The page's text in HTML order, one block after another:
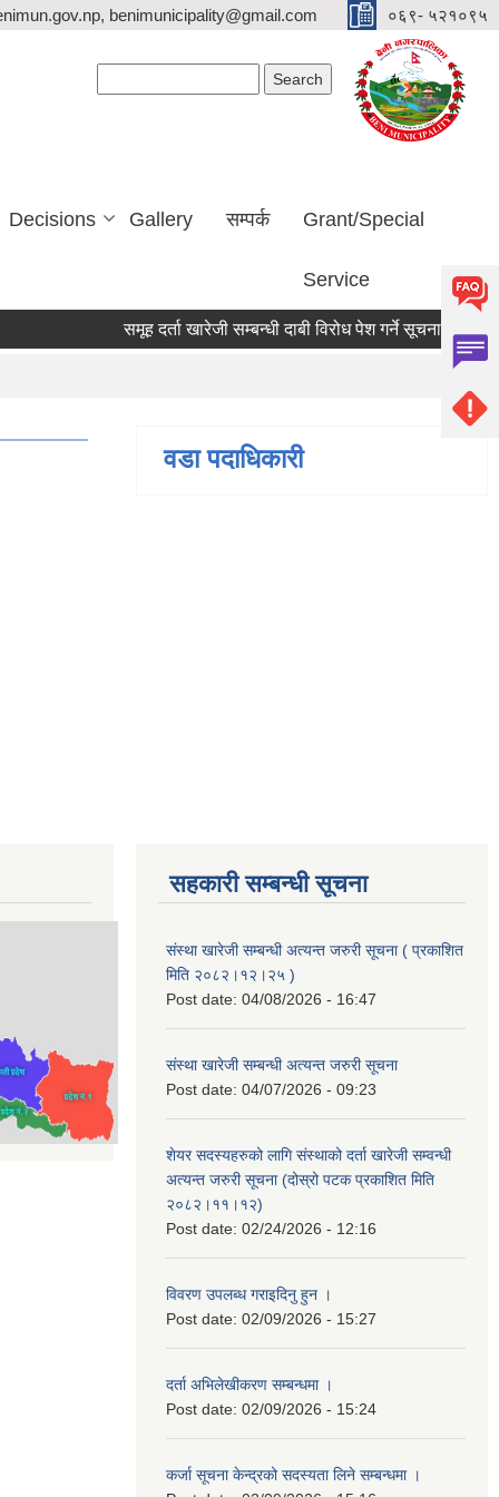
benimunicipality@gmail.com ०६९- ५२१०९५
Decisions Gallery सम्पर्क Grant/Special
Service
समूह दर्ता खारेजी सम्बन्धी दाबी विरोध पेश गर्ने सूचना ।
वडा पदाधिकारी
सहकारी सम्बन्धी सूचना
संस्था खारेजी सम्बन्धी अत्यन्त जरुरी सूचना ( प्रकाशित
मिति २०८२।१२।२५ )
Post date: 04/08/2026 - 16:47
संस्था खारेजी सम्बन्धी अत्यन्त जरुरी सूचना
Post date: 04/07/2026 - 09:23
शेयर सदस्यहरुको लागि संस्थाको दर्ता खारेजी सम्वन्धी
अत्यन्त जरुरी सूचना (दोस्रो पटक प्रकाशित मिति
२०८२।११।१२)
Post date: 02/24/2026 - 12:16
विवरण उपलब्ध गराइदिनु हुन ।
Post date: 02/09/2026 - 15:27
दर्ता अभिलेखीकरण सम्बन्धमा ।
Post date: 02/09/2026 - 15:24
कर्जा सूचना केन्द्रको सदस्यता लिने सम्बन्धमा ।